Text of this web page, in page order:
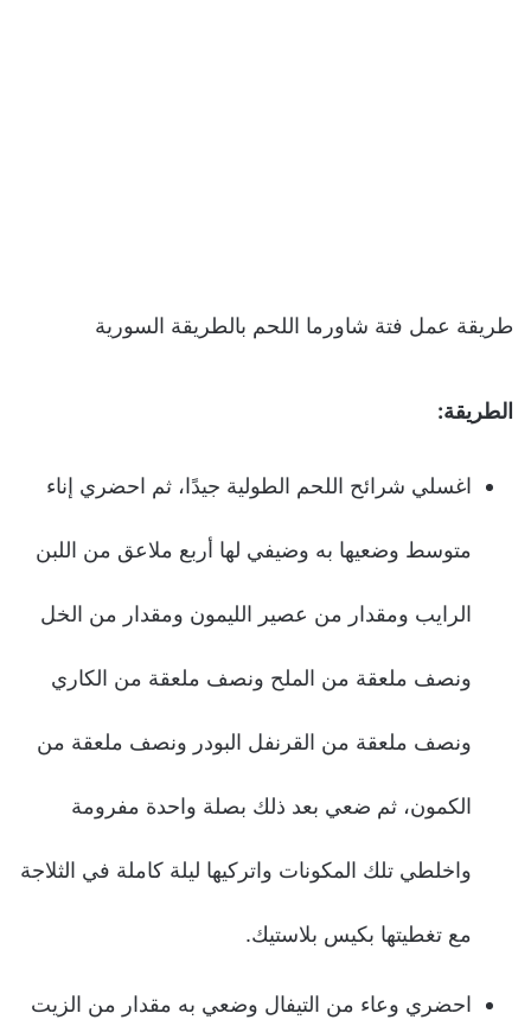
طريقة عمل فتة شاورما اللحم بالطريقة السورية
الطريقة:
اغسلي شرائح اللحم الطولية جيدًا، ثم احضري إناء
متوسط وضعيها به وضيفي لها أربع ملاعق من اللبن
الرايب ومقدار من عصير الليمون ومقدار من الخل
ونصف ملعقة من الملح ونصف ملعقة من الكاري
ونصف ملعقة من القرنفل البودر ونصف ملعقة من
الكمون، ثم ضعي بعد ذلك بصلة واحدة مفرومة
واخلطي تلك المكونات واتركيها ليلة كاملة في الثلاجة
مع تغطيتها بكيس بلاستيك.
احضري وعاء من التيفال وضعي به مقدار من الزيت